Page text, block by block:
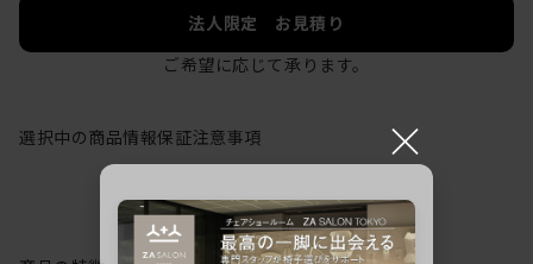
法人限定 お見積り
ご希望に応じて承ります。
選択中の商品情報保証注意事項 ×